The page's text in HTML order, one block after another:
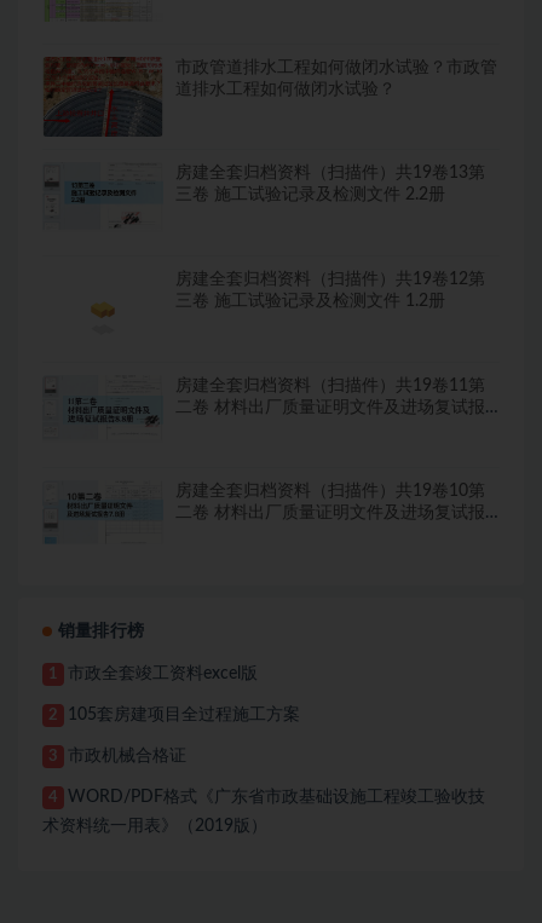
市政管道排水工程如何做闭水试验？市政管
道排水工程如何做闭水试验？
房建全套归档资料（扫描件）共19卷13第
三卷 施工试验记录及检测文件 2.2册
房建全套归档资料（扫描件）共19卷12第
三卷 施工试验记录及检测文件 1.2册
房建全套归档资料（扫描件）共19卷11第
二卷 材料出厂质量证明文件及进场复试报
房建全套归档资料（扫描件）共19卷10第
二卷 材料出厂质量证明文件及进场复试报
销量排行榜
1 市政全套竣工资料excel版
2 105套房建项目全过程施工方案
3 市政机械合格证
4
WORD/PDF格式《广东省市政基础设施工程竣工验收技
术资料统一用表》（2019版）